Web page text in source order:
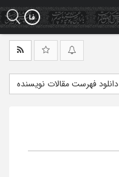
دانلود فهرست مقالات نویسنده